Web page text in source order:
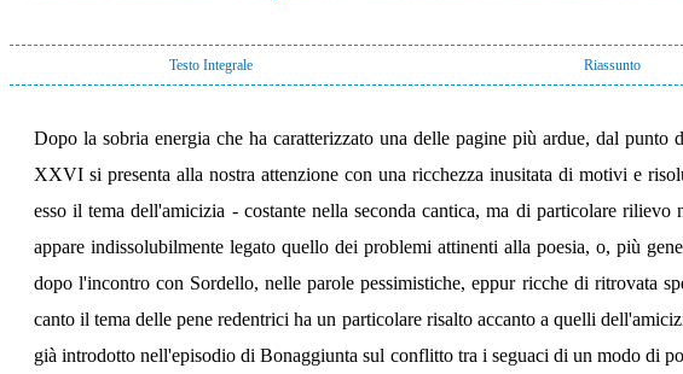
Testo Integrale Riassunto
Dopo la sobria energia che ha caratterizzato una delle pagine più ardue, dal
XXVI si presenta alla nostra attenzione con una ricchezza inusitata di motivi e
esso il tema dell'amicizia - costante nella seconda cantica, ma di particolare
appare indissolubilmente legato quello dei problemi attinenti alla poesia, o, più
dopo l'incontro con Sordello, nelle parole pessimistiche, eppur ricche di ritrovata
canto il tema delle pene redentrici ha un particolare risalto accanto a quelli
già introdotto nell'episodio di Bonaggiunta sul conflitto tra i seguaci di un modo di